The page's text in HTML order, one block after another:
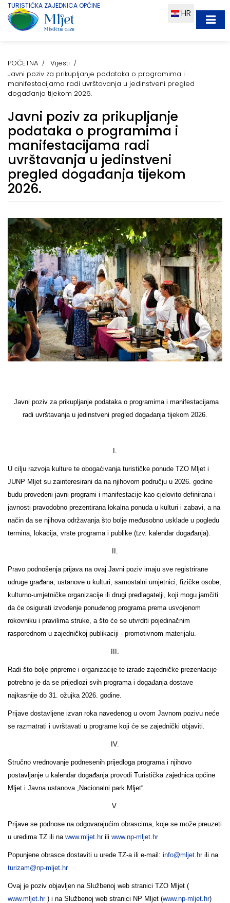
TURISTIČKA ZAJEDNICA OPĆINE
HR
POČETNA
Vijesti
Javni poziv za prikupljanje podataka o programima i
manifestacijama radi uvrštavanja u jedinstveni pregled
događanja tijekom 2026.
Javni poziv za prikupljanje
podataka o programima i
manifestacijama radi
uvrštavanja u jedinstveni
pregled događanja tijekom
2026.
Javni poziv za prikupljanje podataka o programima i manifestacijama
radi uvrštavanja u jedinstveni pregled događanja tijekom 2026.
I.
U cilju razvoja kulture te obogaćivanja turističke ponude TZO Mljet i
JUNP Mljet su zainteresirani da na njihovom području u 2026. godine
budu provedeni javni programi i manifestacije kao cjelovito definirana i
javnosti pravodobno prezentirana lokalna ponuda u kulturi i zabavi, a na
način da se njihova održavanja što bolje međusobno usklade u pogledu
termina, lokacija, vrste programa i publike (tzv. kalendar događanja).
II.
Pravo podnošenja prijava na ovaj Javni poziv imaju sve registrirane
udruge građana, ustanove u kulturi, samostalni umjetnici, fizičke osobe,
kulturno-umjetničke organizacije ili drugi predlagatelji, koji mogu jamčiti
da će osigurati izvođenje ponuđenog programa prema usvojenom
rokovniku i pravilima struke, a što će se utvrditi pojedinačnim
rasporednom u zajedničkoj publikaciji - promotivnom materijalu.
III.
Radi što bolje pripreme i organizacije te izrade zajedničke prezentacije
potrebno je da se prijedlozi svih programa i događanja dostave
najkasnije do 31. ožujka 2026. godine.
Prijave dostavljene izvan roka navedenog u ovom Javnom pozivu neće
se razmatrati i uvrštavati u programe koji će se zajednički objaviti.
IV.
Stručno vrednovanje podnesenih prijedloga programa i njihovo
postavljanje u kalendar događanja provodi Turistička zajednica općine
Mljet i Javna ustanova „Nacionalni park Mljet“.
V.
Prijave se podnose na odgovarajućim obrascima, koje se može preuzeti
u uredima TZ ili na www.mljet.hrili www.np-mljet.hr
Popunjene obrasce dostaviti u urede TZ-a ili e-mail: info@mljet.hr ili na
turizam@np-mljet.hr
Ovaj je poziv objavljen na Službenoj web stranici TZO Mljet (
www.mljet.hr) i na Službenoj web stranici NP Mljet (www.np-mljet.hr)